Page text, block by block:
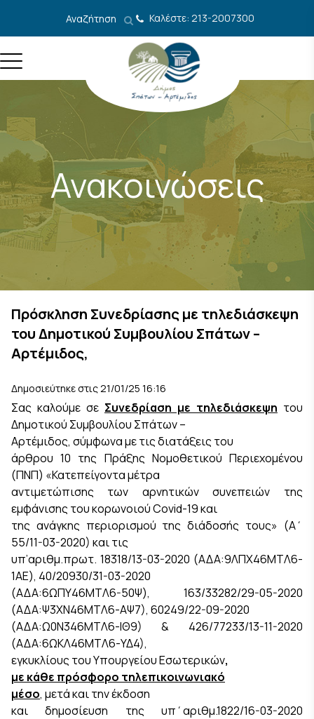
Αναζήτηση Καλέστε: 213-2007300
Ανακοινώσεις
Πρόσκληση Συνεδρίασης με τηλεδιάσκεψη
του Δημοτικού Συμβουλίου Σπάτων –
Αρτέμιδος,
Δημοσιεύτηκε στις 21/01/25 16:16
Σας καλούμε σε Συνεδρίαση με τηλεδιάσκεψη του
Δημοτικού Συμβουλίου Σπάτων –
Αρτέμιδος, σύμφωνα με τις διατάξεις του
άρθρου 10 της Πράξης Νομοθετικού Περιεχομένου
(ΠΝΠ) «Κατεπείγοντα μέτρα
αντιμετώπισης των αρνητικών συνεπειών της
εμφάνισης του κορωνοιού Covid-19 και
της ανάγκης περιορισμού της διάδοσής τους» (Α΄
55/11-03-2020) και τις
υπ’αριθμ.πρωτ. 18318/13-03-2020 (ΑΔΑ:9ΛΠΧ46ΜΤΛ6-
1ΑΕ), 40/20930/31-03-2020
(ΑΔΑ:6ΩΠΥ46ΜΤΛ6-50Ψ), 163/33282/29-05-2020
(ΑΔΑ:Ψ3ΧΝ46ΜΤΛ6-ΑΨ7), 60249/22-09-2020
(ΑΔΑ:Ω0Ν346ΜΤΛ6-ΙΘ9) & 426/77233/13-11-2020
(ΑΔΑ:6ΩΚΛ46ΜΤΛ6-ΥΔ4),
εγκυκλίους του Υπουργείου Εσωτερικών,
με κάθε πρόσφορο τηλεπικοινωνιακό
μέσο, μετά και την έκδοση
και δημοσίευση της υπ΄αριθμ.1822/16-03-2020